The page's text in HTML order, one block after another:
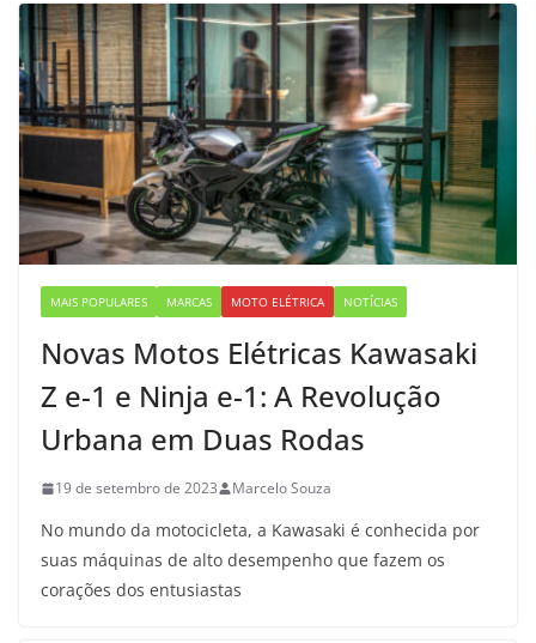
MAIS POPULARES MARCAS MOTO ELÉTRICA NOTÍCIAS
Novas Motos Elétricas Kawasaki
Z e-1 e Ninja e-1: A Revolução
Urbana em Duas Rodas
19 de setembro de 2023 Marcelo Souza
No mundo da motocicleta, a Kawasaki é conhecida por
suas máquinas de alto desempenho que fazem os
corações dos entusiastas